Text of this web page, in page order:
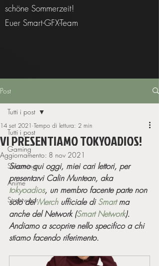
schöne Sommerzeit!
Euer Smart-GFX-Team
Post
Tutti i post
Gaming
Streaming
Anime
Streetwear
Tutti i post
VI PRESENTIAMO TOKYOADIOS!
14 set 2021 Tempo di lettura: 2 min
Aggiornamento: 8 nov 2021
Siamo qui oggi, miei cari lettori, per
presentarvi Calin Muntean, aka
tokyoadios, un membro facente parte non
solo del Merch ufficiale di Smart ma
anche del Network (Smart Network).
Andiamo a scoprire nello specifico a chi
stiamo facendo riferimento.